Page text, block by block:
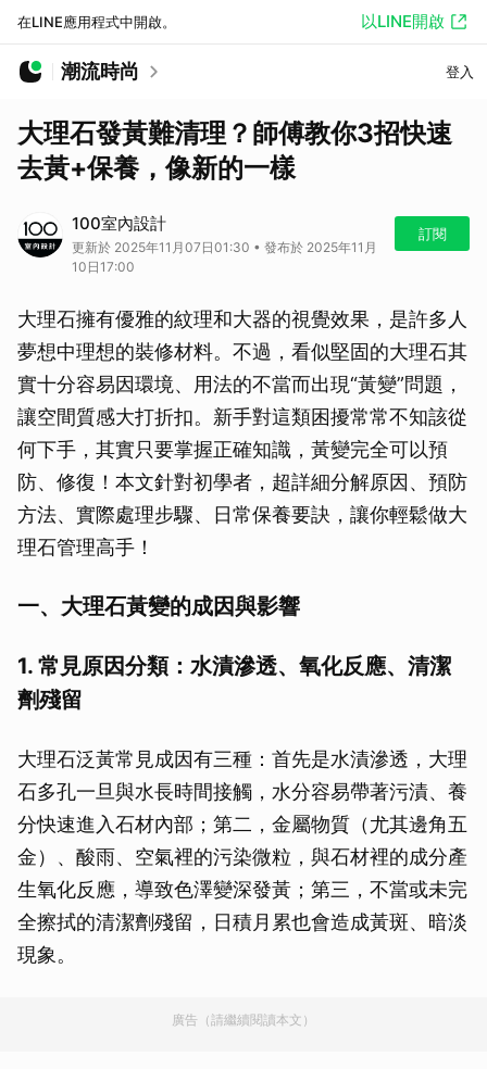
在LINE應用程式中開啟。 以LINE開啟
潮流時尚 登入
大理石發黃難清理？師傅教你3招快速
去黃+保養，像新的一樣
100室內設計
更新於 2025年11月07日01:30 • 發布於 2025年11月
10日17:00
訂閱
大理石擁有優雅的紋理和大器的視覺效果，是許多人
夢想中理想的裝修材料。不過，看似堅固的大理石其
實十分容易因環境、用法的不當而出現“黃變”問題，
讓空間質感大打折扣。新手對這類困擾常常不知該從
何下手，其實只要掌握正確知識，黃變完全可以預
防、修復！本文針對初學者，超詳細分解原因、預防
方法、實際處理步驟、日常保養要訣，讓你輕鬆做大
理石管理高手！
一、大理石黃變的成因與影響
1. 常見原因分類：水漬滲透、氧化反應、清潔
劑殘留
大理石泛黃常見成因有三種：首先是水漬滲透，大理
石多孔一旦與水長時間接觸，水分容易帶著污漬、養
分快速進入石材內部；第二，金屬物質（尤其邊角五
金）、酸雨、空氣裡的污染微粒，與石材裡的成分產
生氧化反應，導致色澤變深發黃；第三，不當或未完
全擦拭的清潔劑殘留，日積月累也會造成黃斑、暗淡
現象。
廣告（請繼續閱讀本文）